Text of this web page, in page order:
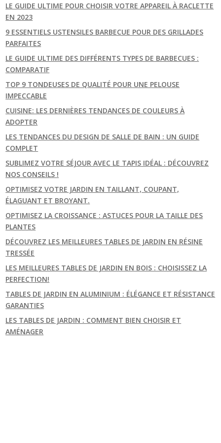
LE GUIDE ULTIME POUR CHOISIR VOTRE APPAREIL À RACLETTE
EN 2023
9 ESSENTIELS USTENSILES BARBECUE POUR DES GRILLADES
PARFAITES
LE GUIDE ULTIME DES DIFFÉRENTS TYPES DE BARBECUES :
COMPARATIF
TOP 9 TONDEUSES DE QUALITÉ POUR UNE PELOUSE
IMPECCABLE
CUISINE: LES DERNIÈRES TENDANCES DE COULEURS À
ADOPTER
LES TENDANCES DU DESIGN DE SALLE DE BAIN : UN GUIDE
COMPLET
SUBLIMEZ VOTRE SÉJOUR AVEC LE TAPIS IDÉAL : DÉCOUVREZ
NOS CONSEILS !
OPTIMISEZ VOTRE JARDIN EN TAILLANT, COUPANT,
ÉLAGUANT ET BROYANT.
OPTIMISEZ LA CROISSANCE : ASTUCES POUR LA TAILLE DES
PLANTES
DÉCOUVREZ LES MEILLEURES TABLES DE JARDIN EN RÉSINE
TRESSÉE
LES MEILLEURES TABLES DE JARDIN EN BOIS : CHOISISSEZ LA
PERFECTION!
TABLES DE JARDIN EN ALUMINIUM : ÉLÉGANCE ET RÉSISTANCE
GARANTIES
LES TABLES DE JARDIN : COMMENT BIEN CHOISIR ET
AMÉNAGER